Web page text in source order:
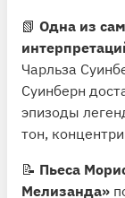
📗 Одна из
Чарльза
Суинберн
эпизоды
тон,
📝 Пьеса
Мелизанда»